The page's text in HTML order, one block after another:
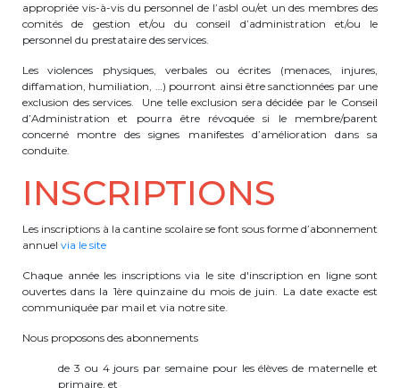
BE10 3100 9205 4504
Casiers
+32 (0)2 373 87 68
casiers@apeee-bxl1-services.be
BE52 3101 4777 1809
Coordination & Direction
+32 (0)2 375 94 84
appropriée vis-à-vis du personnel de l’asbl ou/et un des membres des
comités de gestion et/ou du conseil d’administration et/ou le
personnel du prestataire des services.
Les violences physiques, verbales ou écrites (menaces, injures,
diffamation, humiliation, …) pourront ainsi être sanctionnées par une
exclusion des services. Une telle exclusion sera décidée par le Conseil
d’Administration et pourra être révoquée si le membre/parent
concerné montre des signes manifestes d’amélioration dans sa
conduite.
INSCRIPTIONS
Les inscriptions à la cantine scolaire se font sous forme d’abonnement
annuel via le site
Chaque année les inscriptions via le site d'inscription en ligne sont
ouvertes dans la 1ère quinzaine du mois de juin. La date exacte est
communiquée par mail et via notre site.
Nous proposons des abonnements
de 3 ou 4 jours par semaine pour les élèves de maternelle et
primaire, et